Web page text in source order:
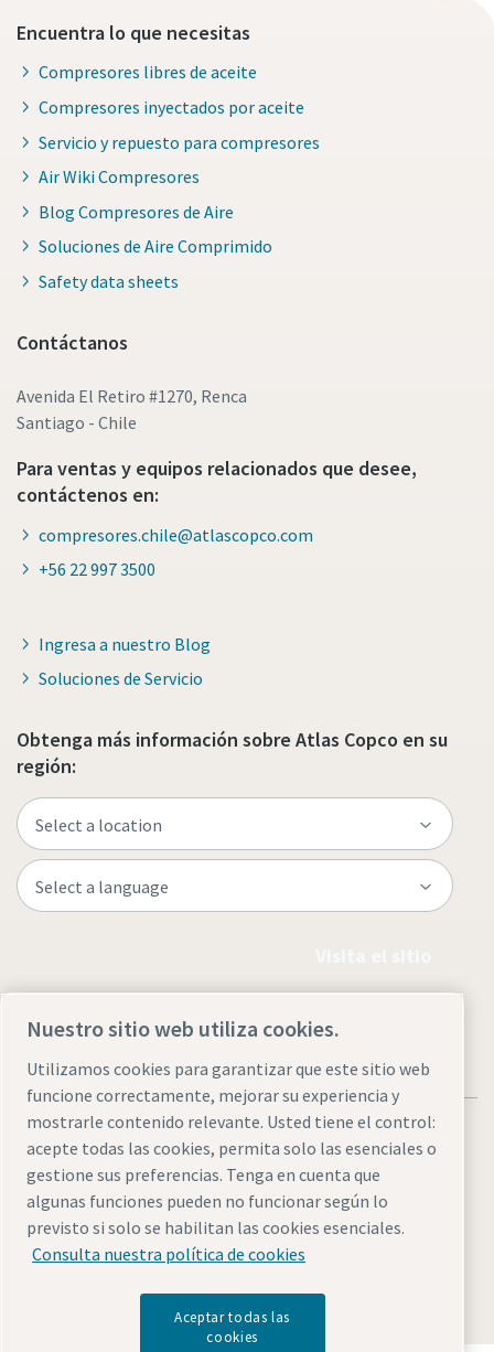
Encuentra lo que necesitas
Compresores libres de aceite
Compresores inyectados por aceite
Servicio y repuesto para compresores
Air Wiki Compresores
Blog Compresores de Aire
Soluciones de Aire Comprimido
Safety data sheets
Contáctanos
Avenida El Retiro #1270, Renca
Santiago - Chile
Para ventas y equipos relacionados que desee,
contáctenos en:
compresores.chile@atlascopco.com
+56 22 997 3500
Ingresa a nuestro Blog
Soluciones de Servicio
Obtenga más información sobre Atlas Copco en su
región:
Avisos legales y de privacidadAdministrar cookies
Accesibilidad
Mapa del sitio
© 2026 Atlas Copco AB
Nuestro sitio web utiliza cookies.
Utilizamos cookies para garantizar que este sitio web
funcione correctamente, mejorar su experiencia y
mostrarle contenido relevante. Usted tiene el control:
acepte todas las cookies, permita solo las esenciales o
gestione sus preferencias. Tenga en cuenta que
algunas funciones pueden no funcionar según lo
previsto si solo se habilitan las cookies esenciales.
Consulta nuestra política de cookies
Aceptar todas las
cookies